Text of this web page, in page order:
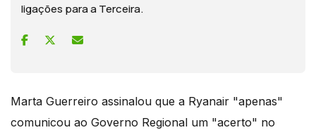
ligações para a Terceira.
Marta Guerreiro assinalou que a Ryanair "apenas"
comunicou ao Governo Regional um "acerto" no